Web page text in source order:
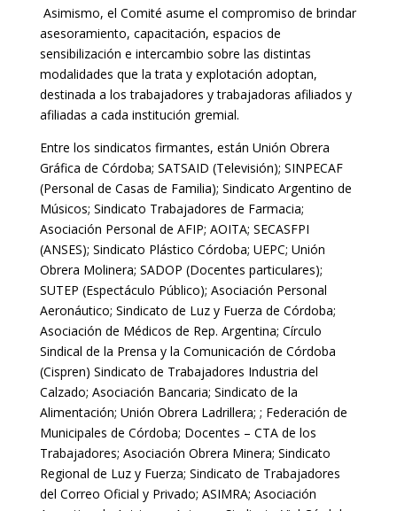
Asimismo, el Comité asume el compromiso de brindar
asesoramiento, capacitación, espacios de
sensibilización e intercambio sobre las distintas
modalidades que la trata y explotación adoptan,
destinada a los trabajadores y trabajadoras afiliados y
afiliadas a cada institución gremial.
Entre los sindicatos firmantes, están Unión Obrera
Gráfica de Córdoba; SATSAID (Televisión); SINPECAF
(Personal de Casas de Familia); Sindicato Argentino de
Músicos; Sindicato Trabajadores de Farmacia;
Asociación Personal de AFIP; AOITA; SECASFPI
(ANSES); Sindicato Plástico Córdoba; UEPC; Unión
Obrera Molinera; SADOP (Docentes particulares);
SUTEP (Espectáculo Público); Asociación Personal
Aeronáutico; Sindicato de Luz y Fuerza de Córdoba;
Asociación de Médicos de Rep. Argentina; Círculo
Sindical de la Prensa y la Comunicación de Córdoba
(Cispren) Sindicato de Trabajadores Industria del
Calzado; Asociación Bancaria; Sindicato de la
Alimentación; Unión Obrera Ladrillera; ; Federación de
Municipales de Córdoba; Docentes – CTA de los
Trabajadores; Asociación Obrera Minera; Sindicato
Regional de Luz y Fuerza; Sindicato de Trabajadores
del Correo Oficial y Privado; ASIMRA; Asociación